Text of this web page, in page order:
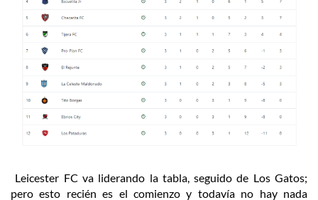
Leicester FC va liderando la tabla, seguido de Los Gatos;
pero esto recién es el comienzo y todavía no hay nada